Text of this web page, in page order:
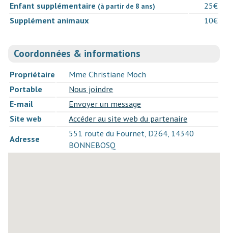
Enfant supplémentaire (à partir de 8 ans)
25€
Supplément animaux
10€
Coordonnées & informations
Propriétaire
Mme Christiane Moch
Portable
Nous joindre
E-mail
Envoyer un message
Site web
Accéder au site web du partenaire
Adresse
551 route du Fournet, D264, 14340
BONNEBOSQ